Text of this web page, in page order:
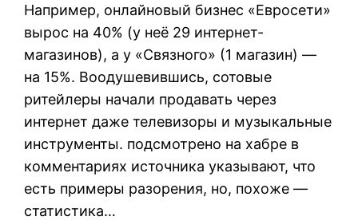
Например, онлайновый бизнес «Евросети»
вырос на 40% (у неё 29 интернет-
магазинов), а у «Связного» (1 магазин) —
на 15%. Воодушевившись, сотовые
ритейлеры начали продавать через
интернет даже телевизоры и музыкальные
инструменты. подсмотрено на хабре в
комментариях источника указывают, что
есть примеры разорения, но, похоже —
статистика…